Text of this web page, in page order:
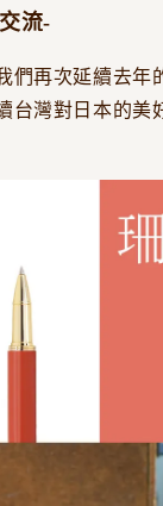
流-
們再次延續去年
台灣對日本的美